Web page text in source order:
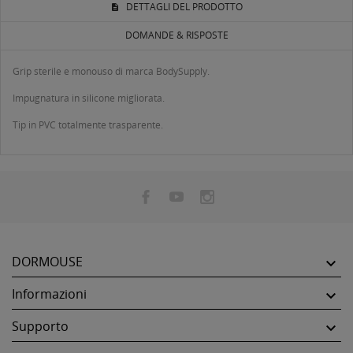
DETTAGLI DEL PRODOTTO
DOMANDE & RISPOSTE
Grip sterile e monouso di marca BodySupply.
Impugnatura in silicone migliorata.
Tip in PVC totalmente trasparente.
DORMOUSE 
Informazioni 
Supporto 